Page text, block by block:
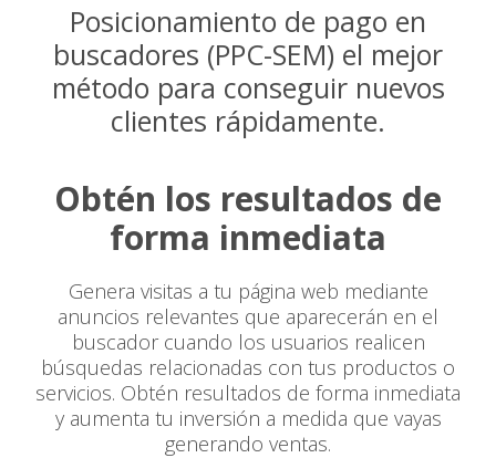
Posicionamiento de pago en
buscadores (PPC-SEM) el mejor
método para conseguir nuevos
clientes rápidamente.
Obtén los resultados de
forma inmediata
Genera visitas a tu página web mediante
anuncios relevantes que aparecerán en el
buscador cuando los usuarios realicen
búsquedas relacionadas con tus productos o
servicios. Obtén resultados de forma inmediata
y aumenta tu inversión a medida que vayas
generando ventas.